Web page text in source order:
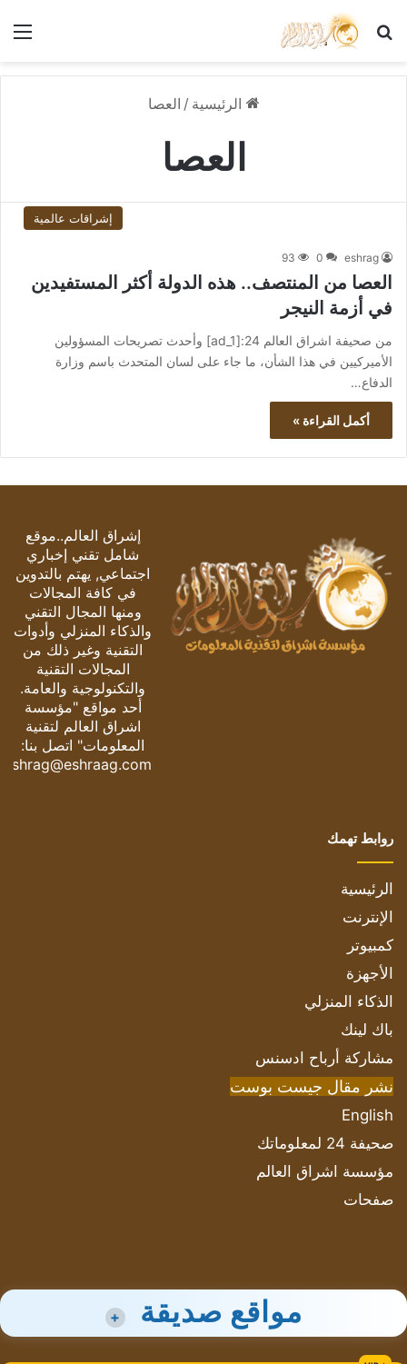
بحث عن
الرئيسية / العصا
العصا
إشراقات عالمية
eshrag
0
93
العصا من المنتصف.. هذه الدولة أكثر المستفيدين
في أزمة النيجر
من صحيفة اشراق العالم 24:[ad_1] وأحدث تصريحات المسؤولين
الأميركيين في هذا الشأن، ما جاء على لسان المتحدث باسم وزارة
الدفاع…
أكمل القراءة »
إشراق العالم..موقع
شامل تقني إخباري
اجتماعي, يهتم بالتدوين
في كافة المجالات
ومنها المجال التقني
والذكاء المنزلي وأدوات
التقنية وغير ذلك من
المجالات التقنية
والتكنولوجية والعامة.
أحد مواقع "مؤسسة
اشراق العالم لتقنية
المعلومات" اتصل بنا:
eshrag@eshraag.com
روابط تهمك
الرئيسية
الإنترنت
كمبيوتر
الأجهزة
الذكاء المنزلي
باك لينك
مشاركة أرباح ادسنس
نشر مقال جيست بوست
English
صحيفة 24 لمعلوماتك
مؤسسة اشراق العالم
صفحات
مواقع صديقة +